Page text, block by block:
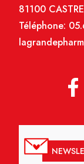
81100
Téléphone: